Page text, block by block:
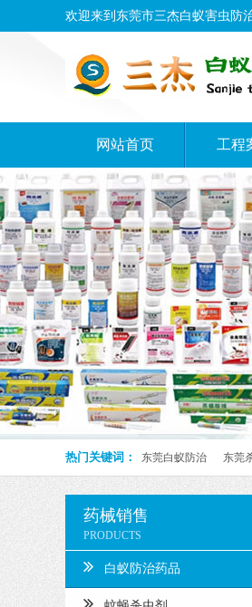
欢迎来到东莞市三杰白蚁害虫防
网站首页 工程
热门关键词： 东莞白蚁防治 东莞
药械销售
PRODUCTS
白蚁防治药品